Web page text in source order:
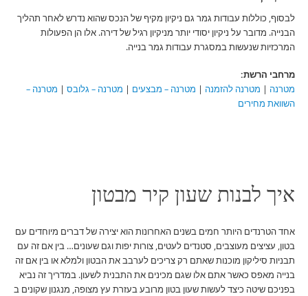
לבסוף, כוללות עבודות גמר גם ניקיון מקיף של הנכס שהוא נדרש לאחר תהליך
הבנייה. מדובר על ניקיון יסודי יותר מניקיון רגיל של דירה. אלו הן הפעולות
המרכזיות שנעשות במסגרת עבודות גמר בנייה.
מרחבי הרשת:
מטרנה | מטרנה להזמנה | מטרנה – מבצעים | מטרנה – גלובס| מטרנה –
השוואת מחירים
איך לבנות שעון קיר מבטון
אחד הטרנדים היותר חמים בשנים האחרונות הוא יצירה של דברים מיוחדים עם
בטון, עציצים מעוצבים, סטנדים לעטים, צורות יפות וגם שעונים… בין אם זה עם
תבניות סיליקון מוכנות שאתם רק צריכים לערבב את הבטון ולמלא או בין אם זה
בנייה מאפס כאשר אתם אלו שגם מכינים את התבנית לשעון. במדריך זה נביא
בפניכם שיטה כיצד לעשות שעון בטון מרובע בעזרת עץ מצופה, מנגנון שקונים ב